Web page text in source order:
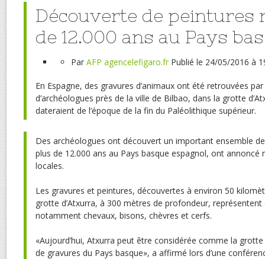
Découverte de peintures
de 12.000 ans au Pays
Par AFP agencelefigaro.fr Publié le 24/05/2016 à
En Espagne, des gravures d’animaux ont été retrouvées
d’archéologues près de la ville de Bilbao, dans la grotte
dateraient de l’époque de la fin du Paléolithique supérieur.
Des archéologues ont découvert un important ensemble
plus de 12.000 ans au Pays basque espagnol, ont
locales.
Les gravures et peintures, découvertes à environ 50
grotte d’Atxurra, à 300 mètres de profondeur,
notamment chevaux, bisons, chèvres et cerfs.
«Aujourd’hui, Atxurra peut être considérée comme la
de gravures du Pays basque», a affirmé lors d’une